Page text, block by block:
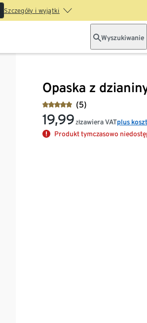
Szczegóły i wyjątki
Wyszukiwanie
Opaska z
(5)
19,99 złzawiera VATplus
Produkt tymczasowo